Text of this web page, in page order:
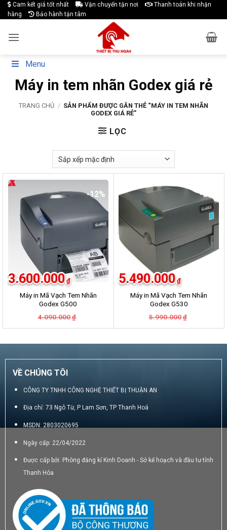
Skip
to
Cam kết giá tốt nhất Vận chuyển tận nơi
Thanh toán khi nhận
hàng
Bảo hành tận tâm
Menu
Máy in tem nhãn Godex giá rẻ
TRANG CHỦ / SẢN PHẨM ĐƯỢC GẮN THẺ “MÁY IN TEM NHÃN
GODEX GIÁ RẺ”
LỌC
-12%
Máy in Mã Vạch Tem Nhãn
Godex G500
4.090.000 ₫
là:
3.600.000 ₫
tại
3.600.000₫.
-8%
Máy in Mã Vạch Tem Nhãn
Godex G530
5.990.000 ₫
là:
5.490.000 ₫
tại
5.490.000₫.
VỀ CHÚNG TÔI
CÔNG TY TNHH CÔNG NGHỆ THIẾT BỊ THUẬN AN
Địa chỉ: 73 Ngô Từ, P Lam Sơn, TP Thanh Hoá
MSDN: 2803020695
Ngày cấp: 22/04/2022
Được cấp bởi: Phòng đăng kí Kinh Doanh - Sở kế hoạch và đầu tư tỉnh
Thanh Hóa